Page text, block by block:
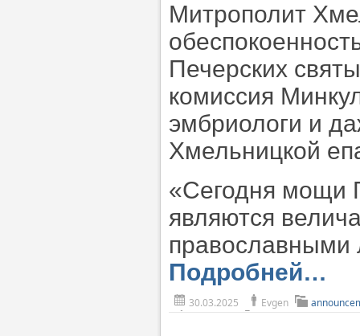
Митрополит
Печерских
комиссия
эмбриологи и
Хмельницкой
«Сегодня мощи
являются
православными
Подробней…
30.03.2025 Evgen